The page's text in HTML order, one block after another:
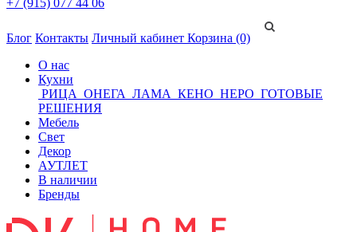
Блог Контакты Личный кабинет Корзина (0)
О нас
Кухни
РИЦА ОНЕГА ЛАМА КЕНО НЕРО ГОТОВЫЕ
РЕШЕНИЯ
Мебель
Свет
Декор
АУТЛЕТ
В наличии
Бренды